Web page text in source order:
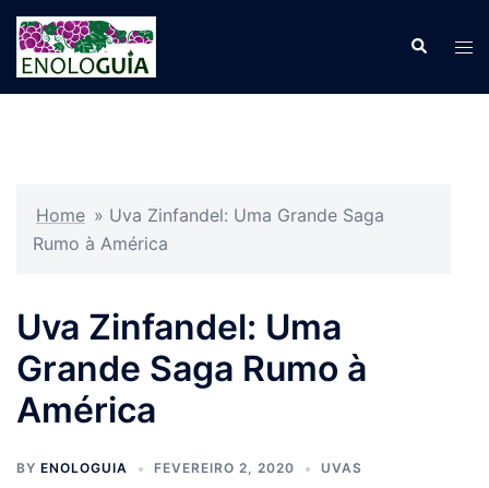
Pular
para
conteúdo
Search
Home » Uva Zinfandel: Uma Grande Saga
Rumo à América
Uva Zinfandel: Uma
Grande Saga Rumo à
América
BY ENOLOGUIA FEVEREIRO 2, 2020 UVAS